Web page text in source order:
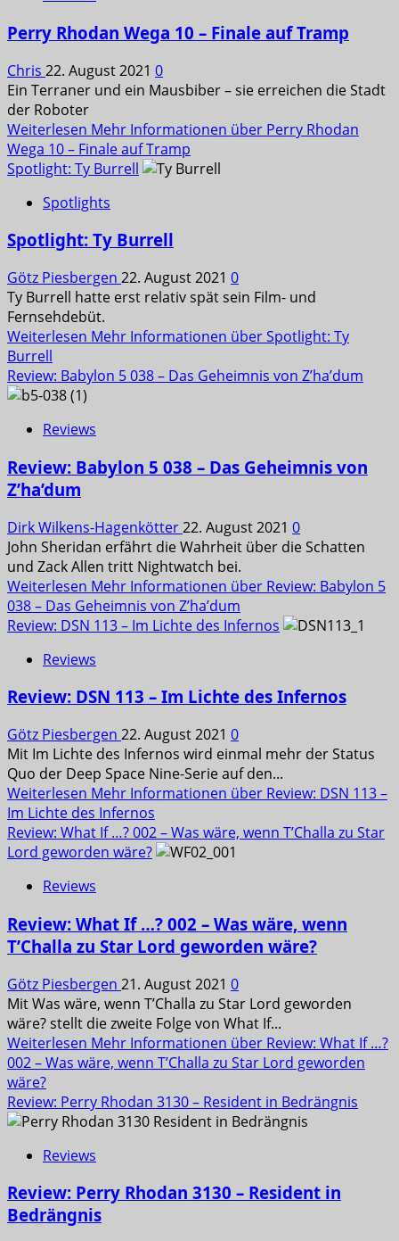
Perry Rhodan Wega 10 – Finale auf Tramp
Chris 22. August 2021 0
Ein Terraner und ein Mausbiber – sie erreichen die Stadt
der Roboter
Weiterlesen Mehr Informationen über Perry Rhodan
Wega 10 – Finale auf Tramp
Spotlight: Ty Burrell
Spotlights
Spotlight: Ty Burrell
Götz Piesbergen 22. August 2021 0
Ty Burrell hatte erst relativ spät sein Film- und
Fernsehdebüt.
Weiterlesen Mehr Informationen über Spotlight: Ty
Burrell
Review: Babylon 5 038 – Das Geheimnis von Z’ha’dum
Reviews
Review: Babylon 5 038 – Das Geheimnis von
Z’ha’dum
Dirk Wilkens-Hagenkötter22. August 2021 0
John Sheridan erfährt die Wahrheit über die Schatten
und Zack Allen tritt Nightwatch bei.
Weiterlesen Mehr Informationen über Review: Babylon 5
038 – Das Geheimnis von Z’ha’dum
Review: DSN 113 – Im Lichte des Infernos
Reviews
Review: DSN 113 – Im Lichte des Infernos
Götz Piesbergen 22. August 2021 0
Mit Im Lichte des Infernos wird einmal mehr der Status
Quo der Deep Space Nine-Serie auf den...
Weiterlesen Mehr Informationen über Review: DSN 113 –
Im Lichte des Infernos
Review: What If …? 002 – Was wäre, wenn T’Challa zu Star
Lord geworden wäre?
Reviews
Review: What If …? 002 – Was wäre, wenn
T’Challa zu Star Lord geworden wäre?
Götz Piesbergen 21. August 2021 0
Mit Was wäre, wenn T’Challa zu Star Lord geworden
wäre? stellt die zweite Folge von What If...
Weiterlesen Mehr Informationen über Review: What If …?
002 – Was wäre, wenn T’Challa zu Star Lord geworden
wäre?
Review: Perry Rhodan 3130 – Resident in Bedrängnis
Reviews
Review: Perry Rhodan 3130 – Resident in
Bedrängnis